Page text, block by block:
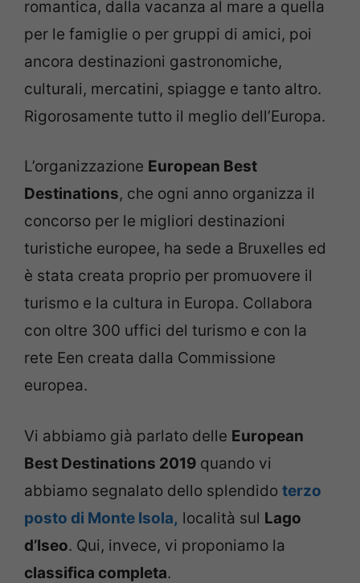
romantica, dalla vacanza al mare a quella
per le famiglie o per gruppi di amici, poi
ancora destinazioni gastronomiche,
culturali, mercatini, spiagge e tanto altro.
Rigorosamente tutto il meglio dell’Europa.
L’organizzazione European Best
Destinations, che ogni anno organizza il
concorso per le migliori destinazioni
turistiche europee, ha sede a Bruxelles ed
è stata creata proprio per promuovere il
turismo e la cultura in Europa. Collabora
con oltre 300 uffici del turismo e con la
rete Een creata dalla Commissione
europea.​
Vi abbiamo già parlato delle European
Best Destinations 2019 quando vi
abbiamo segnalato dello splendido terzo
posto di Monte Isola, località sul Lago
d’Iseo. Qui, invece, vi proponiamo la
classifica completa.